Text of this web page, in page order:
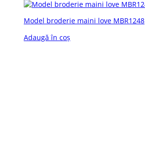
Model broderie maini love MBR1248
Adaugă în coș